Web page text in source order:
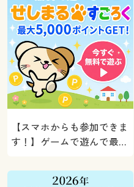
【スマホからも参加できま
す！】ゲームで遊んで最大
ト！